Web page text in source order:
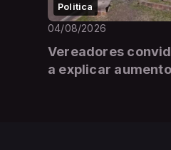
Politica
04/08/2026
Vereadores
a explicar